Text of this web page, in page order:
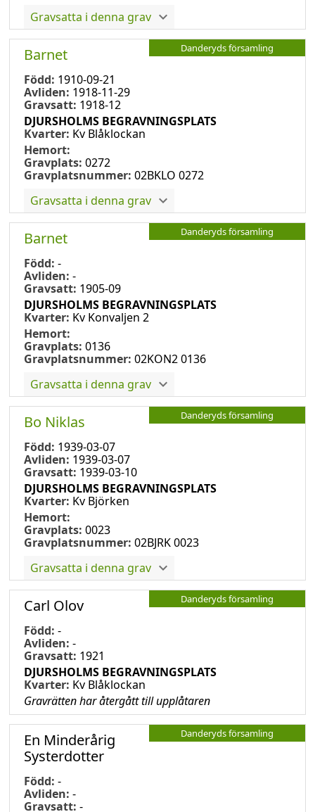
Gravsatta i denna grav
Danderyds församling
Barnet
Född: 1910-09-21
Avliden: 1918-11-29
Gravsatt: 1918-12
DJURSHOLMS BEGRAVNINGSPLATS
Kvarter: Kv Blåklockan
Hemort:
Gravplats: 0272
Gravplatsnummer: 02BKLO 0272
Gravsatta i denna grav
Danderyds församling
Barnet
Född: -
Avliden: -
Gravsatt: 1905-09
DJURSHOLMS BEGRAVNINGSPLATS
Kvarter: Kv Konvaljen 2
Hemort:
Gravplats: 0136
Gravplatsnummer: 02KON2 0136
Gravsatta i denna grav
Danderyds församling
Bo Niklas
Född: 1939-03-07
Avliden: 1939-03-07
Gravsatt: 1939-03-10
DJURSHOLMS BEGRAVNINGSPLATS
Kvarter: Kv Björken
Hemort:
Gravplats: 0023
Gravplatsnummer: 02BJRK 0023
Gravsatta i denna grav
Danderyds församling
Carl Olov
Född: -
Avliden: -
Gravsatt: 1921
DJURSHOLMS BEGRAVNINGSPLATS
Kvarter: Kv Blåklockan
Gravrätten har återgått till upplåtaren
Danderyds församling
En Minderårig
Systerdotter
Född: -
Avliden: -
Gravsatt: -